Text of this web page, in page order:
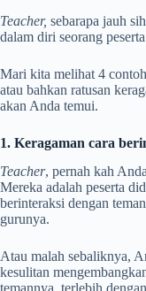
Teacher, sebarapa jauh
dalam diri seorang
Mari kita melihat 4
atau bahkan ratusan
akan Anda temui.
1. Keragaman cara
Teacher, pernah kah
Mereka adalah peserta
berinteraksi dengan
gurunya.
Atau malah sebaliknya,
kesulitan